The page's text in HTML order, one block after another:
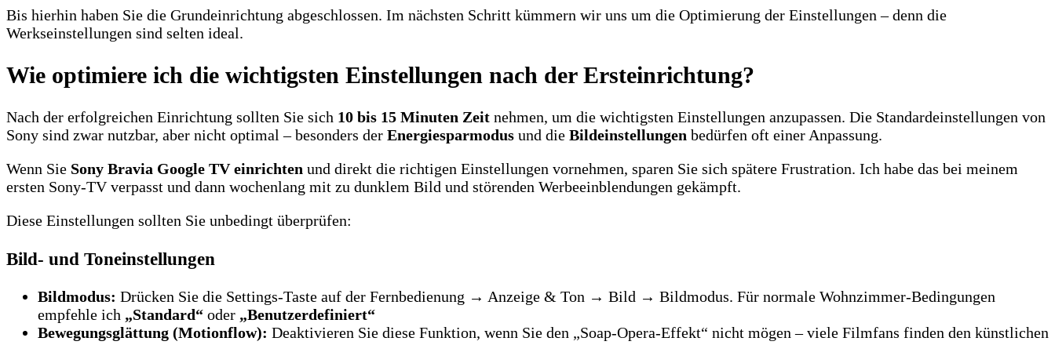
Bis hierhin haben Sie die Grundeinrichtung abgeschlossen. Im nächsten Schritt kümmern wir uns um die Optimierung der Einstellungen – denn die
Werkseinstellungen sind selten ideal.
Wie optimiere ich die wichtigsten Einstellungen nach der Ersteinrichtung?
Nach der erfolgreichen Einrichtung sollten Sie sich 10 bis 15 Minuten Zeit nehmen, um die wichtigsten Einstellungen anzupassen. Die Standardeinstellungen von
Sony sind zwar nutzbar, aber nicht optimal – besonders der Energiesparmodus und die Bildeinstellungen bedürfen oft einer Anpassung.
Wenn Sie Sony Bravia Google TV einrichten und direkt die richtigen Einstellungen vornehmen, sparen Sie sich spätere Frustration. Ich habe das bei meinem
ersten Sony-TV verpasst und dann wochenlang mit zu dunklem Bild und störenden Werbeeinblendungen gekämpft.
Diese Einstellungen sollten Sie unbedingt überprüfen:
Bild- und Toneinstellungen
Bildmodus: Drücken Sie die Settings-Taste auf der Fernbedienung → Anzeige & Ton → Bild → Bildmodus. Für normale Wohnzimmer-Bedingungen
empfehle ich „Standard“ oder „Benutzerdefiniert“
Bewegungsglättung (Motionflow): Deaktivieren Sie diese Funktion, wenn Sie den „Soap-Opera-Effekt“ nicht mögen – viele Filmfans finden den künstlichen